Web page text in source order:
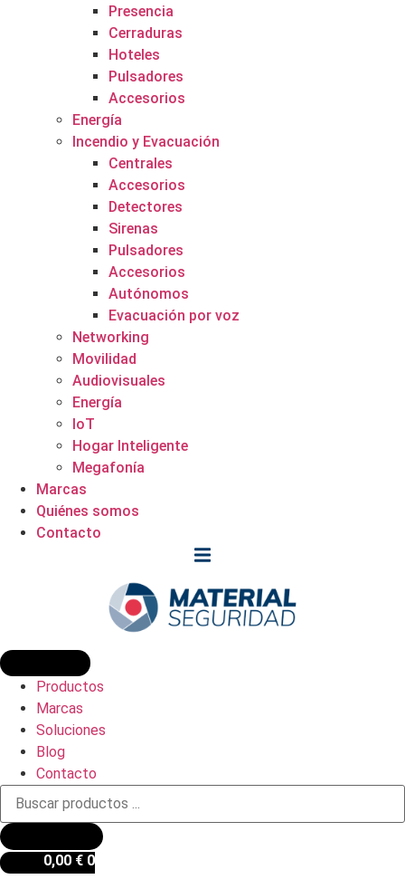
Presencia
Cerraduras
Hoteles
Pulsadores
Accesorios
Energía
Incendio y Evacuación
Centrales
Accesorios
Detectores
Sirenas
Pulsadores
Accesorios
Autónomos
Evacuación por voz
Networking
Movilidad
Audiovisuales
Energía
IoT
Hogar Inteligente
Megafonía
Marcas
Quiénes somos
Contacto
Productos
Marcas
Soluciones
Blog
Contacto
Búsqueda
productos
0,00 € 0